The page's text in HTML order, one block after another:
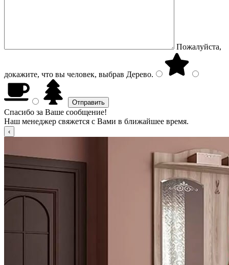
Пожалуйста,
докажите, что вы человек, выбрав Дерево.
Спасибо за Ваше сообщение!
Наш менеджер свяжется с Вами в ближайшее время.